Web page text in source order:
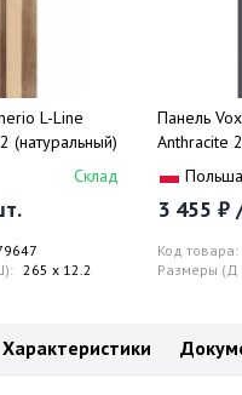
L-Line
(натуральный)
Склад
265 x 12.2
Панель
Anthracite
Польша
3 455 ₽
Код товара:
Размеры
Характеристики